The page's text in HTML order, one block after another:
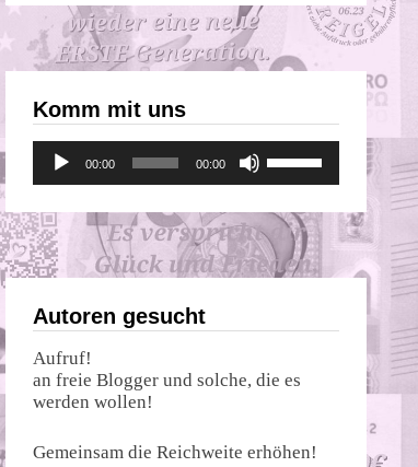
Komm mit uns
Audio-
Player
00:00 00:00
Hoch/Runter
um
die
Lautstärke
zu
Autoren gesucht
Aufruf!
an freie Blogger und solche, die es
werden wollen!
Gemeinsam die Reichweite erhöhen!